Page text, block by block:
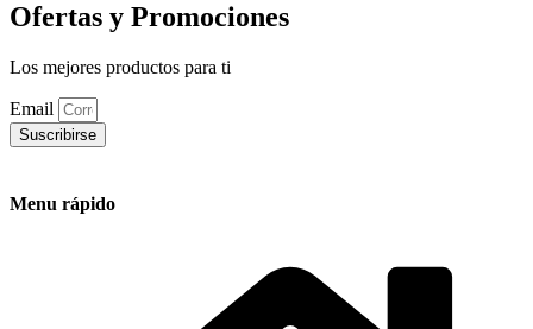
Ofertas y Promociones
Los mejores productos para ti
Email
Suscribirse
Menu rápido